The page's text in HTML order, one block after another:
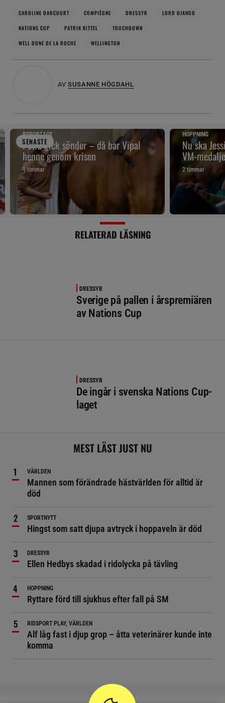
CAROLINE DARCOURT COMPIÈGNE DRESSYR
LORD DJANGO
NATIONS CUP
PATRIK KITTEL
TOUCHDOWN
WELL DONE DE LA ROCHE
WELLINGTON
AV SUSANNE HÖGDAHL
SENASTE
REPORTAGE
Petra gick sönder – då bar Vipal
henne genom krisen
1 timmar
HOPPNING
Nu ska
VM-
2 timmar
RELATERAD LÄSNING
DRESSYR
Sverige på pallen i årspremiären
av Nations Cup
DRESSYR
De ingår i svenska Nations Cup-
laget
MEST LÄST JUST NU
VÄRLDEN
Mannen som förändrade hästvärlden för alltid är
död
SPORTNYTT
Hingst som satt djupa avtryck i hoppaveln är död
DRESSYR
Ellen Hedbys skadad i ridolycka på tävling
HOPPNING
Ryttare förd till sjukhus efter fall på SM
RIDSPORT PLAY, VÄRLDEN
Alf låg fast i djup grop – åtta veterinärer kunde inte
komma